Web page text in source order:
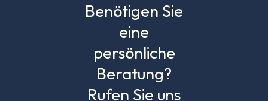
Benötigen Sie
eine
persönliche
Beratung?
Rufen Sie uns